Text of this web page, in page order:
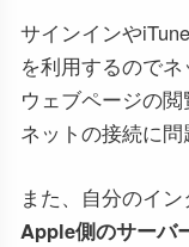
サインインや
を利用するので
ウェブページの
ネットの接続に問
また、自分のイ
Apple側のサーバ